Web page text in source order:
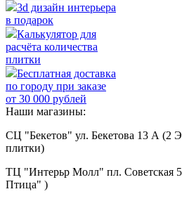
3d дизайн интерьера
в подарок
Калькулятор для
расчёта количества
плитки
Бесплатная доставка
по городу при заказе
от 30 000 рублей
Наши магазины:
СЦ "Бекетов" ул. Бекетова 13 А (2
плитки)
ТЦ "Интерьр Молл" пл. Советская
Птица" )